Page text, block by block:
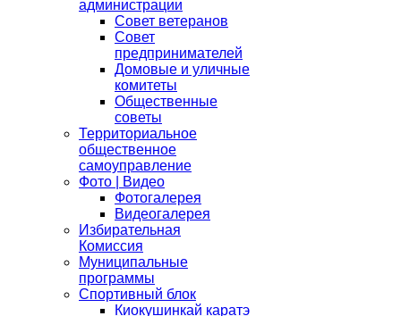
администрации
Совет ветеранов
Совет
предпринимателей
Домовые и уличные
комитеты
Общественные
советы
Территориальное
общественное
самоуправление
Фото | Видео
Фотогалерея
Видеогалерея
Избирательная
Комиссия
Муниципальные
программы
Спортивный блок
Киокушинкай каратэ